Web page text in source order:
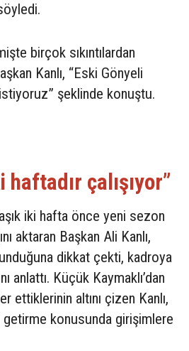
birçok sıkıntılardan
Kanlı, “Eski Gönyeli
şeklinde konuştu.
haftadır çalışıyor”
iki hafta önce yeni sezon
aktaran Başkan Ali Kanlı,
dikkat çekti, kadroya
anlattı. Küçük Kaymaklı’dan
ettiklerinin altını çizen Kanlı,
getirme konusunda girişimlere